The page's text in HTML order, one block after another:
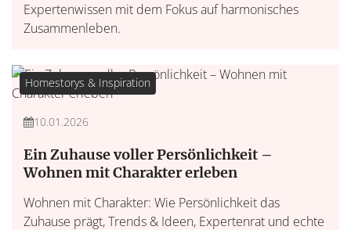
Expertenwissen mit dem Fokus auf harmonisches
Zusammenleben.
Homestorys & Inspiration
10.01.2026
Ein Zuhause voller Persönlichkeit –
Wohnen mit Charakter erleben
Wohnen mit Charakter: Wie Persönlichkeit das
Zuhause prägt, Trends & Ideen, Expertenrat und echte